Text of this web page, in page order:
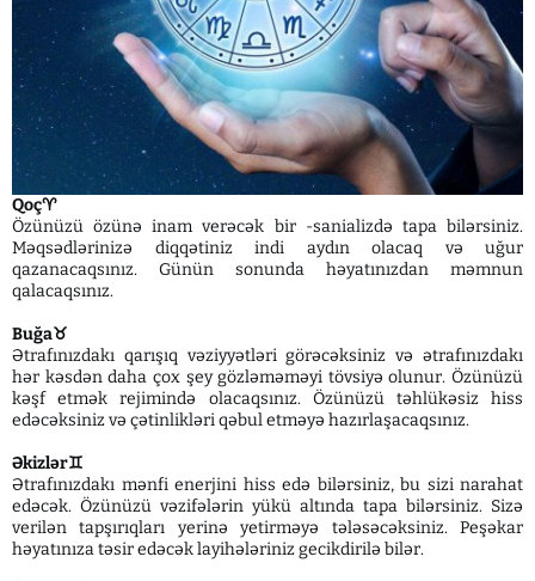
Qoç♈️
Özünüzü özünə inam verəcək bir -sanializdə tapa bilərsiniz.
Məqsədlərinizə diqqətiniz indi aydın olacaq və uğur
qazanacaqsınız. Günün sonunda həyatınızdan məmnun
qalacaqsınız.
Buğa♉️
Ətrafınızdakı qarışıq vəziyyətləri görəcəksiniz və ətrafınızdakı
hər kəsdən daha çox şey gözləməməyi tövsiyə olunur. Özünüzü
kəşf etmək rejimində olacaqsınız. Özünüzü təhlükəsiz hiss
edəcəksiniz və çətinlikləri qəbul etməyə hazırlaşacaqsınız.
Əkizlər♊️
Ətrafınızdakı mənfi enerjini hiss edə bilərsiniz, bu sizi narahat
edəcək. Özünüzü vəzifələrin yükü altında tapa bilərsiniz. Sizə
verilən tapşırıqları yerinə yetirməyə tələsəcəksiniz. Peşəkar
həyatınıza təsir edəcək layihələriniz gecikdirilə bilər.